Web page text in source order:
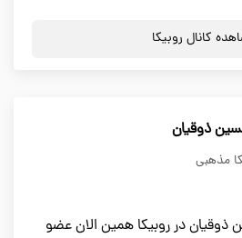
کانال روبیکا
ذوقیان
مذهبی
ذوقیان در روبیکا همین الان عضو